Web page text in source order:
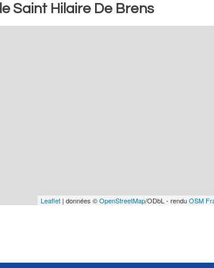
Saint Hilaire De Brens
Leaflet | données ©OpenStreetMap/ODbL - renduOSM